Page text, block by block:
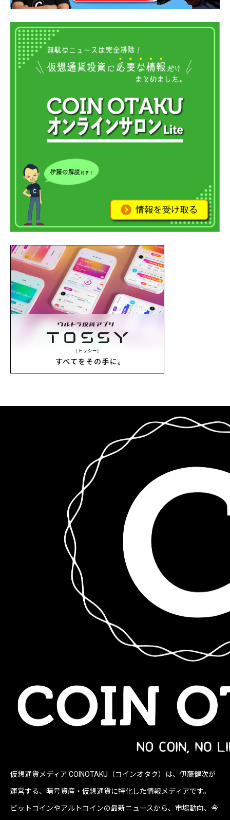
仮想通貨メディア COINOTAKU（コインオタク）は、伊藤健次が
運営する、暗号資産・仮想通貨に特化した情報メディアです。
ビットコインやアルトコインの最新ニュースから、市場動向、今